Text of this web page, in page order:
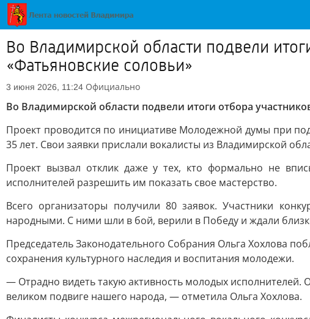
Во Владимирской области подвели
«Фатьяновские соловьи»
3 июня 2026, 11:24 Официально
Во Владимирской области подвели итоги отбора
Проект проводится по инициативе Молодежной думы при
35 лет. Свои заявки прислали вокалисты из Владимирской
Проект вызвал отклик даже у тех, кто формально не
исполнителей разрешить им показать свое мастерство.
Всего организаторы получили 80 заявок. Участники
народными. С ними шли в бой, верили в Победу и ждали
Председатель Законодательного Собрания Ольга Хохлова
сохранения культурного наследия и воспитания молодежи.
— Отрадно видеть такую активность молодых
великом подвиге нашего народа, — отметила Ольга Хохлова.